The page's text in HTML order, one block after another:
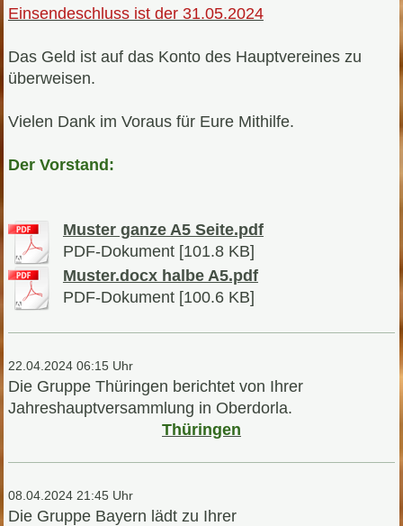
Einsendeschluss ist der 31.05.2024
Das Geld ist auf das Konto des Hauptvereines zu
überweisen.
Vielen Dank im Voraus für Eure Mithilfe.
Der Vorstand:
Muster ganze A5 Seite.pdf
PDF-Dokument [101.8 KB]
Muster.docx halbe A5.pdf
PDF-Dokument [100.6 KB]
22.04.2024 06:15 Uhr
Die Gruppe Thüringen berichtet von Ihrer
Jahreshauptversammlung in Oberdorla.
Thüringen
08.04.2024 21:45 Uhr
Die Gruppe Bayern lädt zu Ihrer